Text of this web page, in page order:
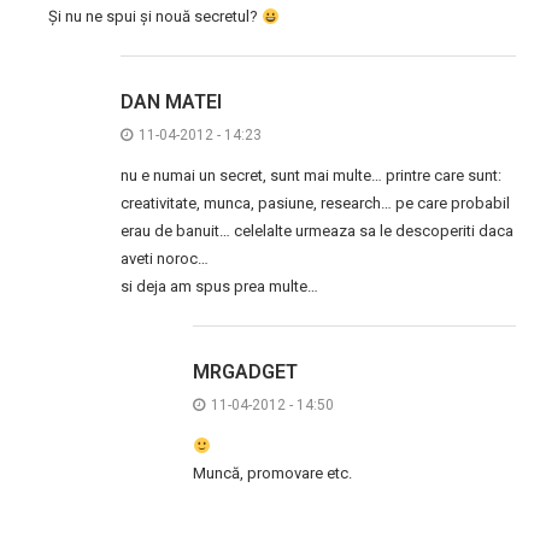
Și nu ne spui și nouă secretul?
DAN MATEI
11-04-2012 - 14:23
nu e numai un secret, sunt mai multe… printre care sunt:
creativitate, munca, pasiune, research… pe care probabil
erau de banuit… celelalte urmeaza sa le descoperiti daca
aveti noroc…
si deja am spus prea multe…
MRGADGET
11-04-2012 - 14:50
Muncă, promovare etc.